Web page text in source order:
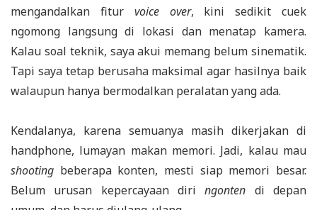
mengandalkan fitur voice over, kini sedikit cuek
ngomong langsung di lokasi dan menatap kamera.
Kalau soal teknik, saya akui memang belum sinematik.
Tapi saya tetap berusaha maksimal agar hasilnya baik
walaupun hanya bermodalkan peralatan yang ada.
Kendalanya, karena semuanya masih dikerjakan di
handphone, lumayan makan memori. Jadi, kalau mau
shooting beberapa konten, mesti siap memori besar.
Belum urusan kepercayaan diringonten di depan